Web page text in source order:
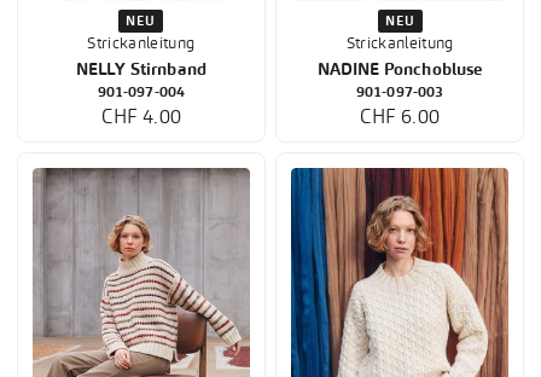
NEU
Strickanleitung
NELLY Stirnband
901-097-004
CHF 4.00
NEU
Strickanleitung
NADINE Ponchobluse
901-097-003
CHF 6.00